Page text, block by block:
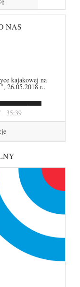
NAS
35:39
kajakowej na
26.05.2018 r.,